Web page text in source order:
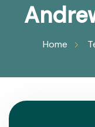
Home